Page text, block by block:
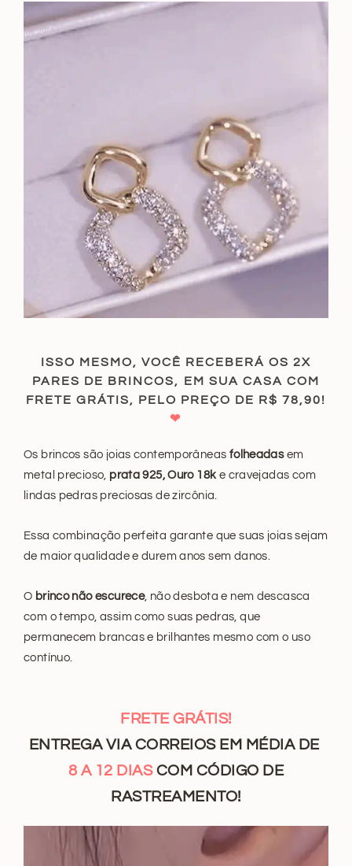
ISSO MESMO, VOCÊ RECEBERÁ OS 2X
PARES DE BRINCOS, EM SUA CASA COM
FRETE GRÁTIS, PELO PREÇO DE R$ 78,90!
❤
Os brincos são joias contemporâneas folheadasem
metal precioso, prata 925, Ouro 18ke cravejadas com
lindas pedras preciosas de zircônia.
Essa combinação perfeita garante que suas joias sejam
de maior qualidade e durem anos sem danos.
O brinco não escurece, não desbota e nem descasca
com o tempo, assim como suas pedras, que
permanecem brancas e brilhantes mesmo com o uso
contínuo.
FRETE GRÁTIS!
ENTREGA VIA CORREIOS EM MÉDIA DE
8 A 12 DIAS COM CÓDIGO DE
RASTREAMENTO!